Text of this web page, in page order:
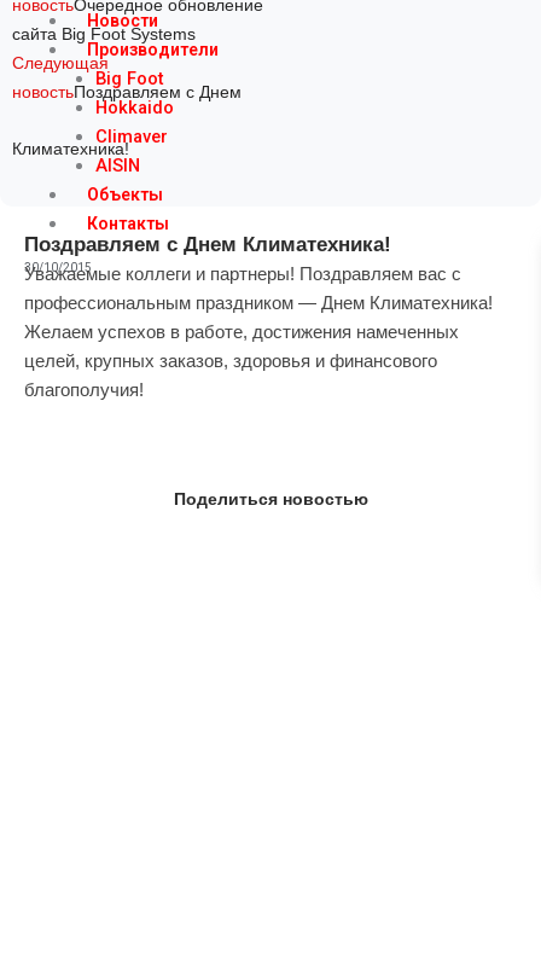
Новости
Производители
Big Foot
Hokkaido
Climaver
AISIN
Объекты
Контакты
новостьОчередное обновление
сайта Big Foot Systems
Следующая
новостьПоздравляем с Днем
Климатехника!
Поздравляем с Днем Климатехника!
30/10/2015
Уважаемые коллеги и партнеры! Поздравляем вас с
профессиональным праздником — Днем Климатехника!
Желаем успехов в работе, достижения намеченных
целей, крупных заказов, здоровья и финансового
благополучия!
Поделиться новостью